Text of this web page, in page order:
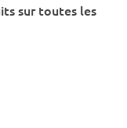
sur toutes les